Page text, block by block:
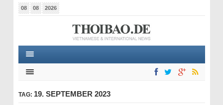
08 08 2026
TAG: 19. SEPTEMBER 2023